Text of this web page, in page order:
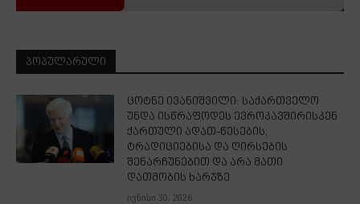
ᲞᲝᲞᲣᲚᲐᲠᲣᲚᲘ
ცოტნე ივანიშვილი: საქართველო
უნდა ისწრაფოდეს ევროკავშირისკენ
ქართული ადათ-წესების,
ტრადიციებისა და ღირსების
შენარჩუნებით და არა მათი
დათმობის ხარჯზე
ივნისი 30, 2026